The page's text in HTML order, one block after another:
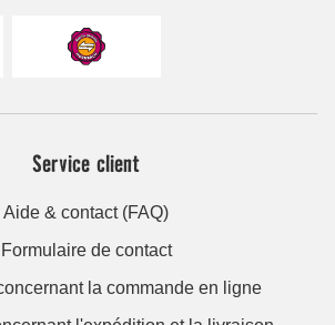
Service client
Aide & contact (FAQ)
Formulaire de contact
la commande en ligne